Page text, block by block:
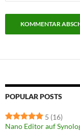
POPULAR POSTS
5 (16)
Nano Editor auf